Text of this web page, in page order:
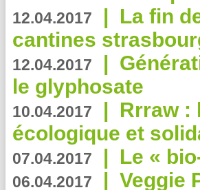
12.04.2017 | La fin
cantines
12.04.2017 |
le glyphosate
10.04.2017 | Rrraw :
écologique et
07.04.2017 | Le «
06.04.2017 | Veggie